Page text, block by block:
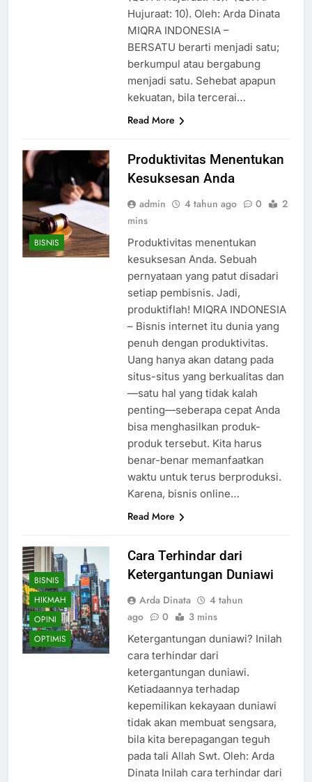
Hujuraat: 10). Oleh: Arda Dinata
MIQRA INDONESIA –
BERSATU berarti menjadi satu;
berkumpul atau bergabung
menjadi satu. Sehebat apapun
kekuatan, bila tercerai…
Read More
BISNIS
Produktivitas Menentukan
Kesuksesan Anda
admin 4 tahun ago 0
2
mins
Produktivitas menentukan
kesuksesan Anda. Sebuah
pernyataan yang patut disadari
setiap pembisnis. Jadi,
produktiflah! MIQRA INDONESIA
– Bisnis internet itu dunia yang
penuh dengan produktivitas.
Uang hanya akan datang pada
situs-situs yang berkualitas dan
—satu hal yang tidak kalah
penting—seberapa cepat Anda
bisa menghasilkan produk-
produk tersebut. Kita harus
benar-benar memanfaatkan
waktu untuk terus berproduksi.
Karena, bisnis online…
Read More
BISNIS
HIKMAH
OPINI
OPTIMIS
Cara Terhindar dari
Ketergantungan Duniawi
Arda Dinata
4 tahun
ago
0 3 mins
Ketergantungan duniawi? Inilah
cara terhindar dari
ketergantungan duniawi.
Ketiadaannya terhadap
kepemilikan kekayaan duniawi
tidak akan membuat sengsara,
bila kita berepagangan teguh
pada tali Allah Swt. Oleh: Arda
Dinata Inilah cara terhindar dari